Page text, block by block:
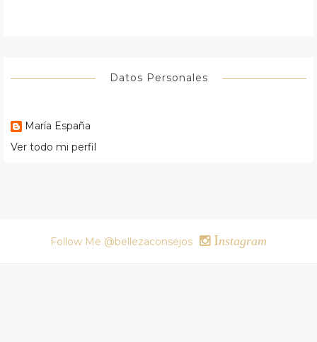
Datos Personales
María España
Ver todo mi perfil
Follow Me @bellezaconsejos Instagram